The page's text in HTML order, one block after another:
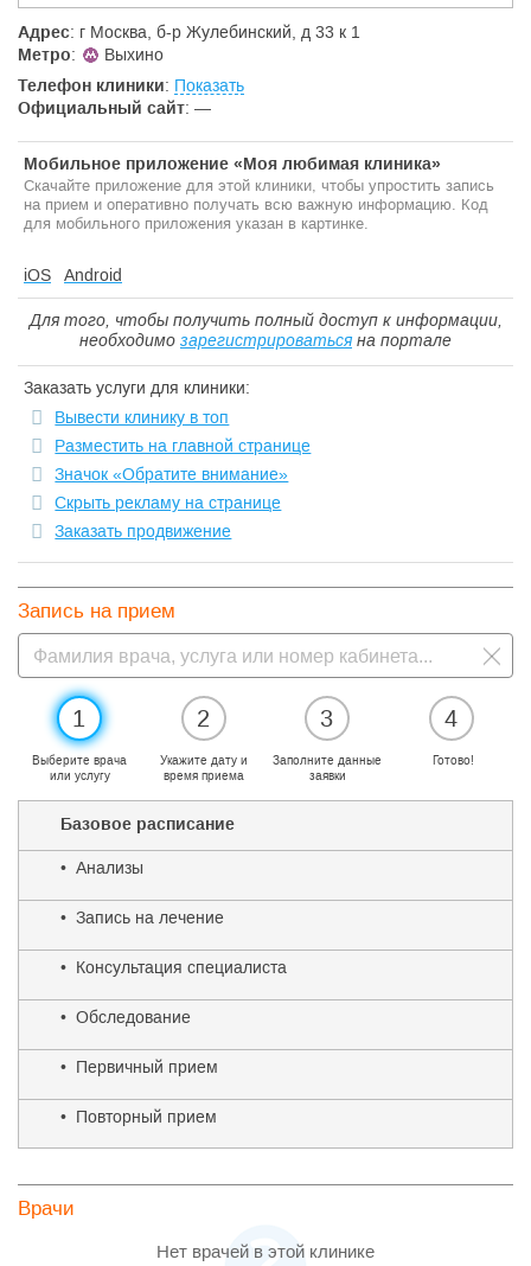
Адрес: г Москва, б-р Жулебинский, д 33 к 1
Метро:
Выхино
Телефон клиники: Показать
Официальный сайт: —
Мобильное приложение «Моя любимая клиника»
Скачайте приложение для этой клиники, чтобы упростить запись
на прием и оперативно получать всю важную информацию. Код
для мобильного приложения указан в картинке.
iOS Android
Для того, чтобы получить полный доступ к информации,
необходимо зарегистрироватьсяна портале
Заказать услуги для клиники:
Вывести клинику в топ
Разместить на главной странице
Значок «Обратите внимание»
Скрыть рекламу на странице
Заказать продвижение
Запись на прием
1
Выберите врача
или услугу
2
Укажите дату и
время приема
3
Заполните данные
заявки
4
Готово!
Базовое расписание
• Анализы
• Запись на лечение
• Консультация специалиста
• Обследование
• Первичный прием
• Повторный прием
Врачи
Нет врачей в этой клинике